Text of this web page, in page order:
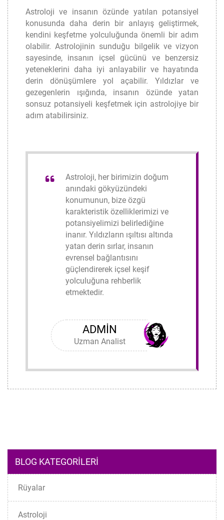
Astroloji ve insanın özünde yatılan potansiyel
konusunda daha derin bir anlayış geliştirmek,
kendini keşfetme yolculuğunda önemli bir adım
olabilir. Astrolojinin sunduğu bilgelik ve vizyon
sayesinde, insanın içsel gücünü ve benzersiz
yeteneklerini daha iyi anlayabilir ve hayatında
derin dönüşümlere yol açabilir. Yıldızlar ve
gezegenlerin ışığında, insanın özünde yatan
sonsuz potansiyeli keşfetmek için astrolojiye bir
adım atabilirsiniz.
Astroloji, her birimizin doğum
anındaki gökyüzündeki
konumunun, bize özgü
karakteristik özelliklerimizi ve
potansiyelimizi belirlediğine
inanır. Yıldızların ışıltısı altında
yatan derin sırlar, insanın
evrensel bağlantısını
güçlendirerek içsel keşif
yolculuğuna rehberlik
etmektedir.
ADMIN
Uzman Analist
BLOG KATEGORILERI
Rüyalar
Astroloji